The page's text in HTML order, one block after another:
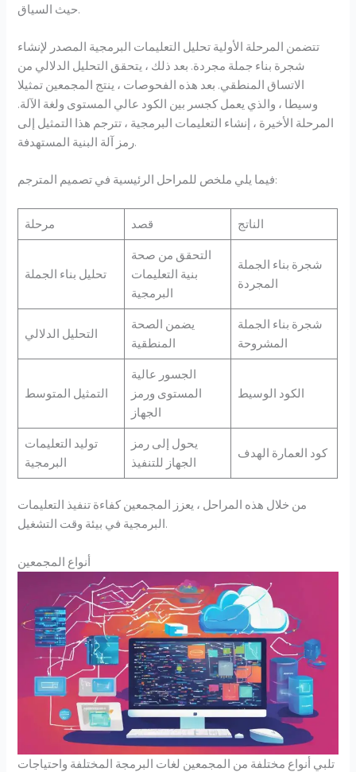
حيث السياق.
تتضمن المرحلة الأولية تحليل التعليمات البرمجية المصدر لإنشاء
شجرة بناء جملة مجردة. بعد ذلك ، يتحقق التحليل الدلالي من
الاتساق المنطقي. بعد هذه الفحوصات ، ينتج المجمعين تمثيلا
وسيطا ، والذي يعمل كجسر بين الكود عالي المستوى ولغة الآلة.
المرحلة الأخيرة ، إنشاء التعليمات البرمجية ، تترجم هذا التمثيل إلى
رمز آلة البنية المستهدفة.
فيما يلي ملخص للمراحل الرئيسية في تصميم المترجم:
مرحلة قصد الناتج
تحليل بناء الجملة
التحقق من صحة
بنية التعليمات
البرمجية
شجرة بناء الجملة
المجردة
التحليل الدلالي
يضمن الصحة
المنطقية
شجرة بناء الجملة
المشروحة
التمثيل المتوسط
الجسور عالية
المستوى ورمز
الجهاز
الكود الوسيط
توليد التعليمات
البرمجية
يحول إلى رمز
الجهاز للتنفيذ
كود العمارة الهدف
من خلال هذه المراحل ، يعزز المجمعين كفاءة تنفيذ التعليمات
البرمجية في بيئة وقت التشغيل.
أنواع المجمعين
تلبي أنواع مختلفة من المجمعين لغات البرمجة المختلفة واحتياجات